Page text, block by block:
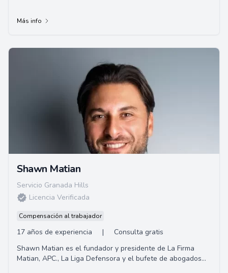
Más info
Shawn Matian
Servicio Granada Hills
Licencia Verificada
Compensación al trabajador
17 años de experiencia |
Consulta gratis
Shawn Matian es el fundador y presidente de La Firma
Matian, APC., La Liga Defensora y el bufete de abogados